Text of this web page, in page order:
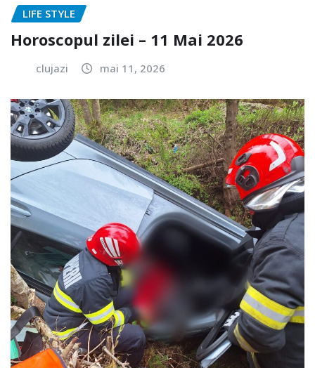
LIFE STYLE
Horoscopul zilei – 11 Mai 2026
clujazi mai 11, 2026